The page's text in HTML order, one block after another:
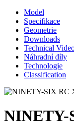
Model
Specifikace
Geometrie
Downloads
Technical
Náhradní díly
Technologie
Classification
NINETY-